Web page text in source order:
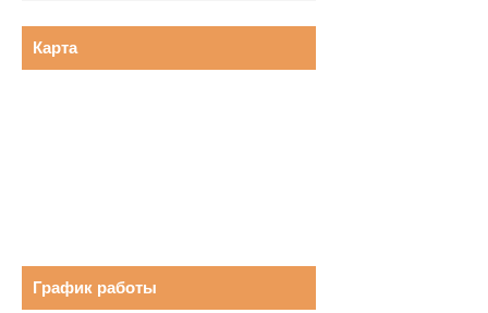
Карта
График работы